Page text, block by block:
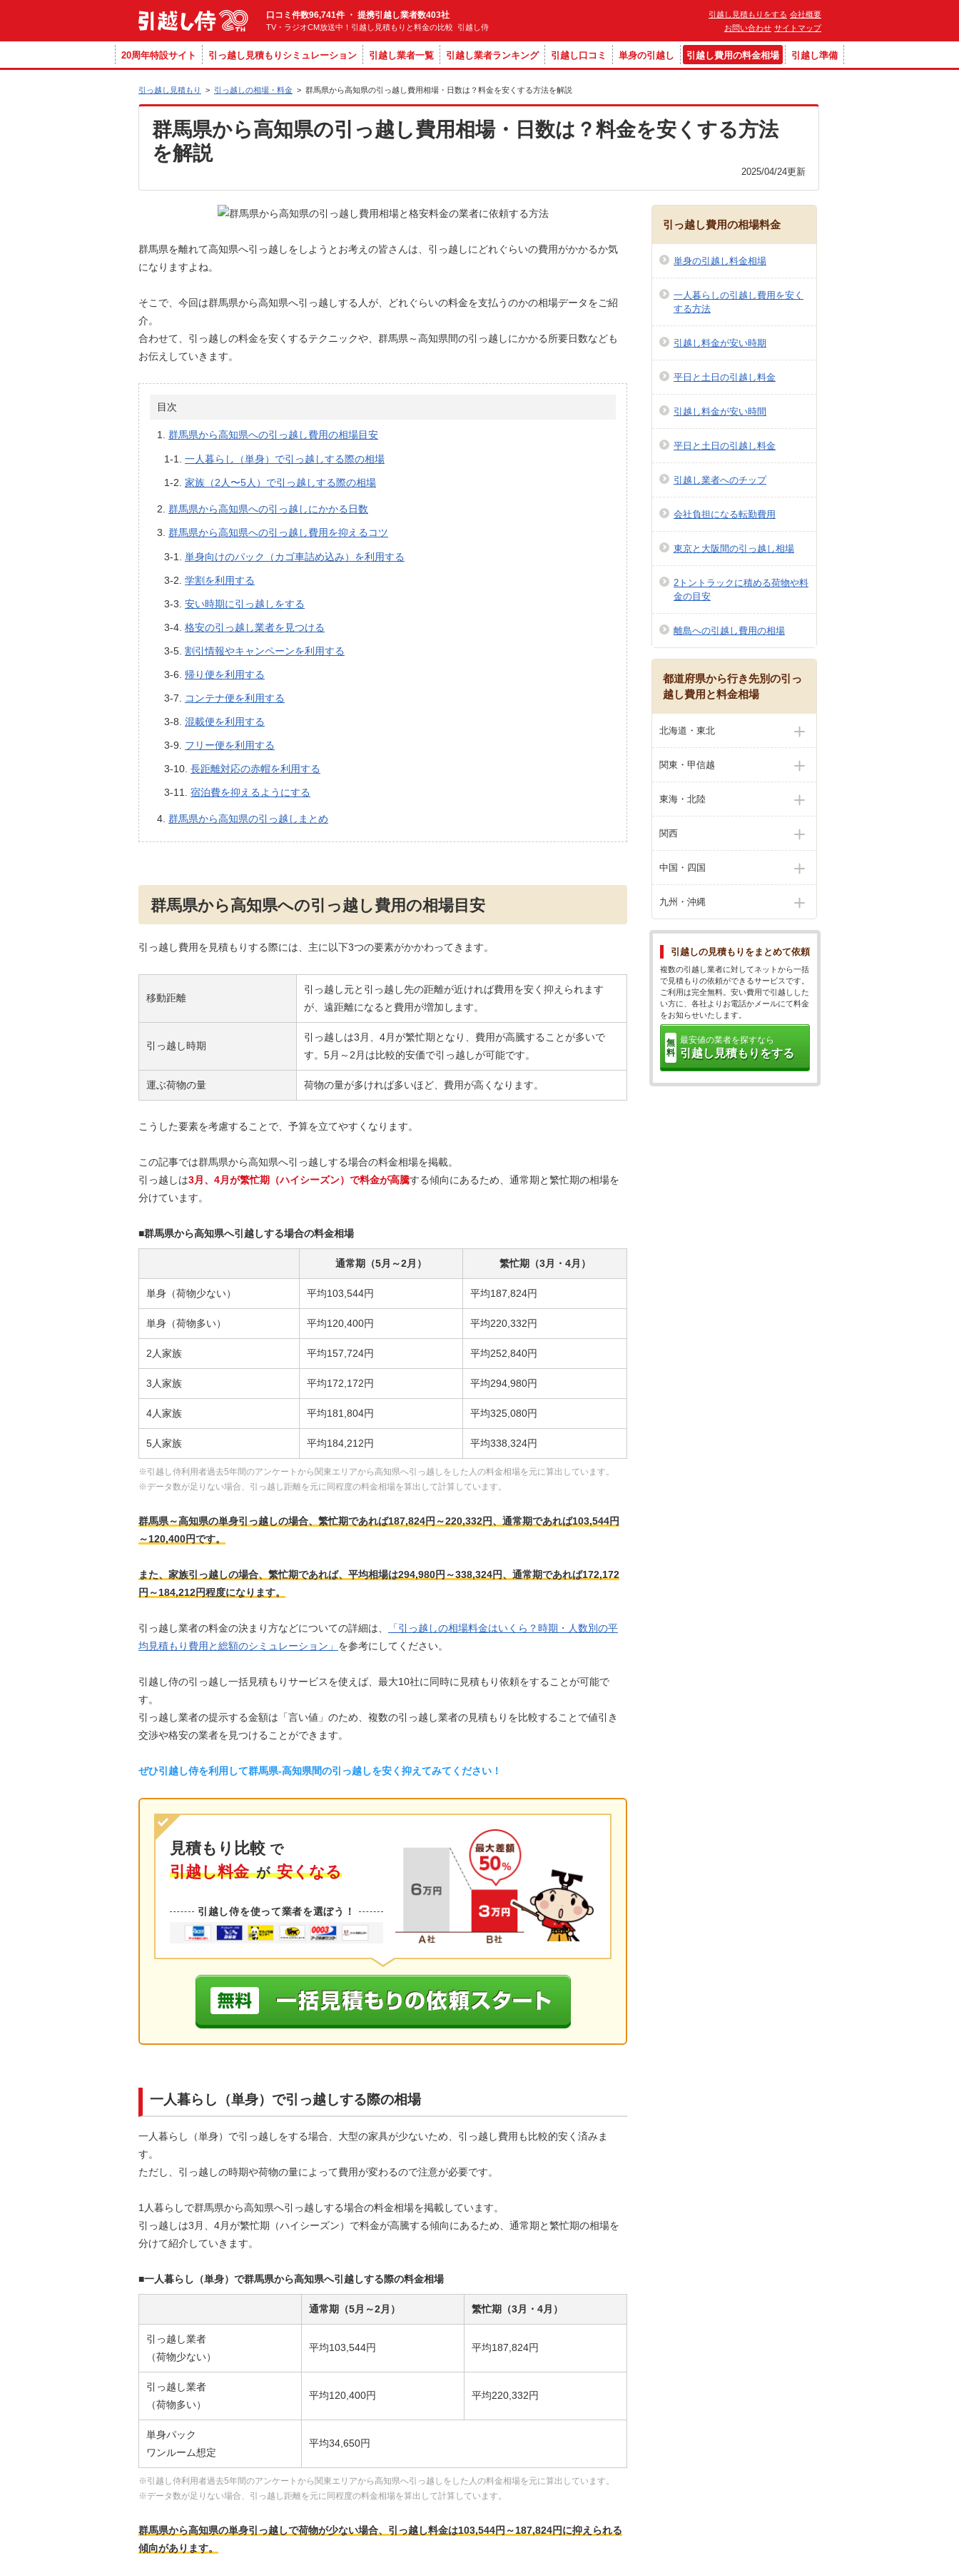
口コミ件数96,741件 ・ 提携引越し業者数403社
TV・ラジオCM放送中！引越し見積もりと料金の比較 引越し侍
引越し見積もりをする 会社概要
お問い合わせ サイトマップ
20周年特設サイト 引っ越し見積もりシミュレーション 引越し業者一覧 引越し業者ランキング 引越し口コミ 単身の引越し 引越し費用の料金相場 引越し準備
引っ越し見積もり > 引っ越しの相場・料金 > 群馬県から高知県の引っ越し費用相場・日数は？料金を安くする方法を解説
群馬県から高知県の引っ越し費用相場・日数は？料金を安くする方法
を解説
2025/04/24更新
群馬県を離れて高知県へ引っ越しをしようとお考えの皆さんは、引っ越しにどれぐらいの費用がかかるか気
になりますよね。
そこで、今回は群馬県から高知県へ引っ越しする人が、どれぐらいの料金を支払うのかの相場データをご紹
介。
合わせて、引っ越しの料金を安くするテクニックや、群馬県～高知県間の引っ越しにかかる所要日数なども
お伝えしていきます。
目次
群馬県から高知県への引っ越し費用の相場目安
一人暮らし（単身）で引っ越しする際の相場
家族（2人〜5人）で引っ越しする際の相場
群馬県から高知県への引っ越しにかかる日数
群馬県から高知県への引っ越し費用を抑えるコツ
単身向けのパック（カゴ車詰め込み）を利用する
学割を利用する
安い時期に引っ越しをする
格安の引っ越し業者を見つける
割引情報やキャンペーンを利用する
帰り便を利用する
コンテナ便を利用する
混載便を利用する
フリー便を利用する
長距離対応の赤帽を利用する
宿泊費を抑えるようにする
群馬県から高知県の引っ越しまとめ
群馬県から高知県への引っ越し費用の相場目安
引っ越し費用を見積もりする際には、主に以下3つの要素がかかわってきます。
移動距離
引っ越し元と引っ越し先の距離が近ければ費用を安く抑えられます
が、遠距離になると費用が増加します。
引っ越し時期
引っ越しは3月、4月が繁忙期となり、費用が高騰することが多いで
す。5月～2月は比較的安価で引っ越しが可能です。
運ぶ荷物の量 荷物の量が多ければ多いほど、費用が高くなります。
こうした要素を考慮することで、予算を立てやすくなります。
この記事では群馬県から高知県へ引っ越しする場合の料金相場を掲載。
引っ越しは3月、4月が繁忙期（ハイシーズン）で料金が高騰する傾向にあるため、通常期と繁忙期の相場を
分けています。
■群馬県から高知県へ引越しする場合の料金相場
通常期（5月～2月） 繁忙期（3月・4月）
単身（荷物少ない） 平均103,544円 平均187,824円
単身（荷物多い） 平均120,400円 平均220,332円
2人家族 平均157,724円 平均252,840円
3人家族 平均172,172円 平均294,980円
4人家族 平均181,804円 平均325,080円
5人家族 平均184,212円 平均338,324円
※引越し侍利用者過去5年間のアンケートから関東エリアから高知県へ引っ越しをした人の料金相場を元に算出しています。
※データ数が足りない場合、引っ越し距離を元に同程度の料金相場を算出して計算しています。
群馬県～高知県の単身引っ越しの場合、繁忙期であれば187,824円～220,332円、通常期であれば103,544円
～120,400円です。
また、家族引っ越しの場合、繁忙期であれば、平均相場は294,980円～338,324円、通常期であれば172,172
円～184,212円程度になります。
引っ越し業者の料金の決まり方などについての詳細は、
「引っ越しの相場料金はいくら？時期・人数別の平
均見積もり費用と総額のシミュレーション」 を参考にしてください。
引越し侍の引っ越し一括見積もりサービスを使えば、最大10社に同時に見積もり依頼をすることが可能で
す。
引っ越し業者の提示する金額は「言い値」のため、複数の引っ越し業者の見積もりを比較することで値引き
交渉や格安の業者を見つけることができます。
ぜひ引越し侍を利用して群馬県-高知県間の引っ越しを安く抑えてみてください！
見積もり比較 で
引越し料金 が 安くなる
引越し侍を使って業者を選ぼう！
一人暮らし（単身）で引っ越しする際の相場
一人暮らし（単身）で引っ越しをする場合、大型の家具が少ないため、引っ越し費用も比較的安く済みま
す。
ただし、引っ越しの時期や荷物の量によって費用が変わるので注意が必要です。
1人暮らしで群馬県から高知県へ引っ越しする場合の料金相場を掲載しています。
引っ越しは3月、4月が繁忙期（ハイシーズン）で料金が高騰する傾向にあるため、通常期と繁忙期の相場を
分けて紹介していきます。
■一人暮らし（単身）で群馬県から高知県へ引越しする際の料金相場
通常期（5月～2月） 繁忙期（3月・4月）
引っ越し業者
（荷物少ない）
平均103,544円 平均187,824円
引っ越し業者
（荷物多い）
平均120,400円 平均220,332円
単身パック
ワンルーム想定
平均34,650円
※引越し侍利用者過去5年間のアンケートから関東エリアから高知県へ引っ越しをした人の料金相場を元に算出しています。
※データ数が足りない場合、引っ越し距離を元に同程度の料金相場を算出して計算しています。
群馬県から高知県の単身引っ越しで荷物が少ない場合、引っ越し料金は103,544円～187,824円に抑えられる
傾向があります。
引っ越し費用の相場料金
単身の引越し料金相場
一人暮らしの引越し費用を安く
する方法
引越し料金が安い時期
平日と土日の引越し料金
引越し料金が安い時間
平日と土日の引越し料金
引越し業者へのチップ
会社負担になる転勤費用
東京と大阪間の引っ越し相場
2トントラックに積める荷物や料
金の目安
離島への引越し費用の相場
都道府県から行き先別の引っ
越し費用と料金相場
北海道・東北
関東・甲信越
東海・北陸
関西
中国・四国
九州・沖縄
引越しの見積もりをまとめて依頼
複数の引越し業者に対してネットから一括
で見積もりの依頼ができるサービスです。
ご利用は完全無料。安い費用で引越しした
い方に、各社よりお電話かメールにて料金
をお知らせいたします。
無
料
最安値の業者を探すなら
引越し見積もりをする